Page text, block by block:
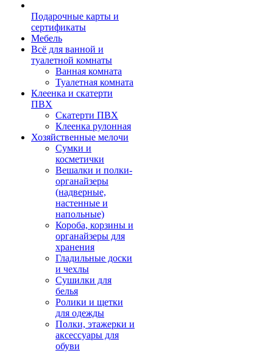
Подарочные карты и
сертификаты
Мебель
Всё для ванной и
туалетной комнаты
Ванная комната
Туалетная комната
Клеенка и скатерти
ПВХ
Скатерти ПВХ
Клеенка рулонная
Хозяйственные мелочи
Сумки и
косметички
Вешалки и полки-
органайзеры
(надверные,
настенные и
напольные)
Короба, корзины и
органайзеры для
хранения
Гладильные доски
и чехлы
Сушилки для
белья
Ролики и щетки
для одежды
Полки, этажерки и
аксессуары для
обуви